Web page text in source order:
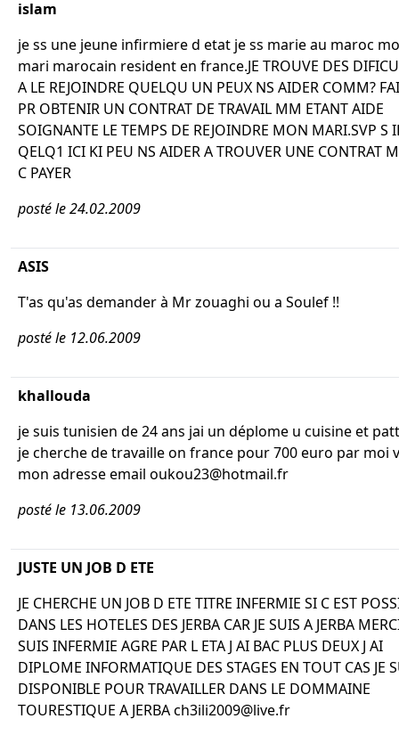
islam
je ss une jeune infirmiere d etat je ss marie au maroc
mari marocain resident en france.JE TROUVE DES
A LE REJOINDRE QUELQU UN PEUX NS AIDER COMM?
PR OBTENIR UN CONTRAT DE TRAVAIL MM ETANT AIDE
SOIGNANTE LE TEMPS DE REJOINDRE MON MARI.SVP S
QELQ1 ICI KI PEU NS AIDER A TROUVER UNE CONTRAT
C PAYER
posté le 24.02.2009
ASIS
T'as qu'as demander à Mr zouaghi ou a Soulef !!
posté le 12.06.2009
khallouda
je suis tunisien de 24 ans jai un déplome u cuisine et
je cherche de travaille on france pour 700 euro par moi
mon adresse email oukou23@hotmail.fr
posté le 13.06.2009
JUSTE UN JOB D ETE
JE CHERCHE UN JOB D ETE TITRE INFERMIE SI C EST
DANS LES HOTELES DES JERBA CAR JE SUIS A JERBA
SUIS INFERMIE AGRE PAR L ETA J AI BAC PLUS DEUX J AI
DIPLOME INFORMATIQUE DES STAGES EN TOUT CAS JE
DISPONIBLE POUR TRAVAILLER DANS LE DOMMAINE
TOURESTIQUE A JERBA ch3ili2009@live.fr